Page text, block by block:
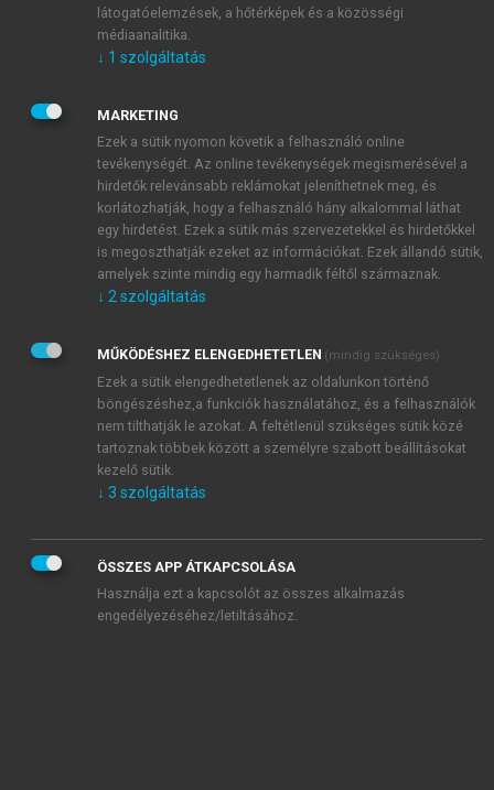
JELSZÓ
JELSZÓ ÚJRA
Kérek értesítést a MeRSZ újdonságairól, akcióiról.
Kérek értesítést az Akadémiai Kiadó Zrt. újdonságairól,
Adatkezelési tájékoztatóbanfoglaltakat tudomásul
veszem és elfogadom.
Általános vásárlási feltételeket, valamint a szotar.netés a
mersz.huoldalak licencszerződéseiben foglaltakat
tudomásul veszem és elfogadom.
KIPRÓBÁLOM
látogatóelemzések, a hőtérképek és a közösségi
médiaanalitika.
↓ 1 szolgáltatás
MARKETING
Ezek a sütik nyomon követik a felhasználó online
tevékenységét. Az online tevékenységek megismerésével a
hirdetők relevánsabb reklámokat jeleníthetnek meg, és
korlátozhatják, hogy a felhasználó hány alkalommal láthat
egy hirdetést. Ezek a sütik más szervezetekkel és hirdetőkkel
is megoszthatják ezeket az információkat. Ezek állandó sütik,
amelyek szinte mindig egy harmadik féltől származnak.
↓ 2 szolgáltatás
MŰKÖDÉSHEZ ELENGEDHETETLEN (mindig szükséges)
Ezek a sütik elengedhetetlenek az oldalunkon történő
böngészéshez,a funkciók használatához, és a felhasználók
nem tilthatják le azokat. A feltétlenül szükséges sütik közé
tartoznak többek között a személyre szabott beállításokat
kezelő sütik.
↓ 3 szolgáltatás
ÖSSZES APP ÁTKAPCSOLÁSA
Használja ezt a kapcsolót az összes alkalmazás
engedélyezéséhez/letiltásához.